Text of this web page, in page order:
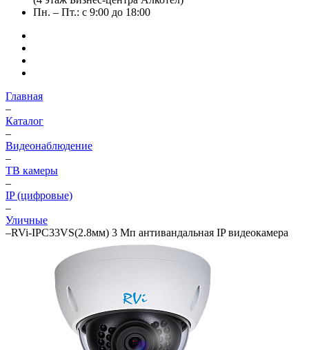
Пн. – Пт.: с 9:00 до 18:00
Главная
–
Каталог
–
Видеонаблюдение
–
ТВ камеры
–
IP (цифровые)
–
Уличные
–RVi-IPC33VS(2.8мм) 3 Мп антивандальная IP видеокамера